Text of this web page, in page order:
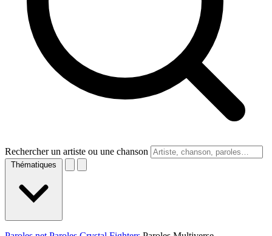
Rechercher un artiste ou une chanson
Thématiques